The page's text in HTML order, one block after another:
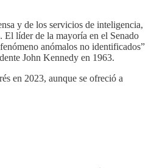
y de los servicios de inteligencia,
líder de la mayoría en el Senado
anómalos no identificados”
John Kennedy en 1963.
en 2023, aunque se ofreció a